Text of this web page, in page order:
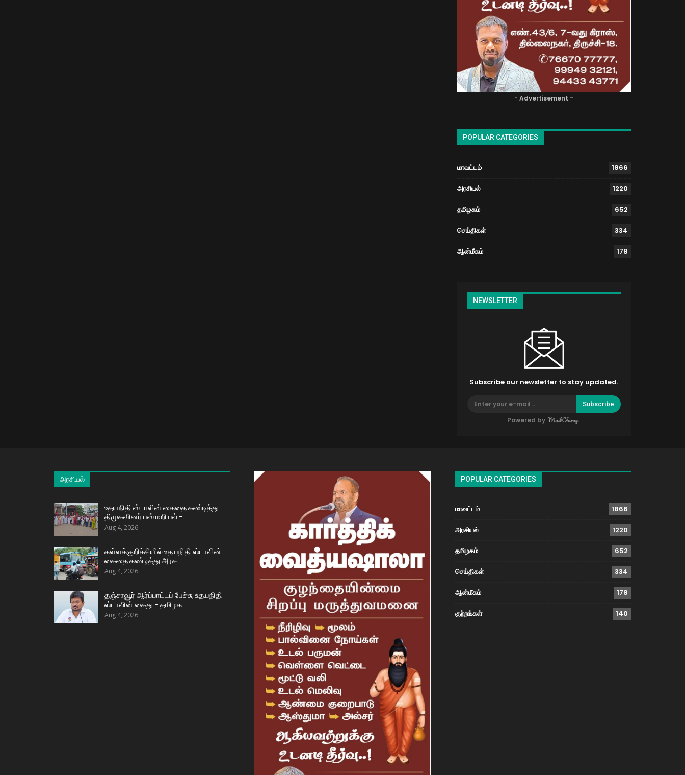
- Advertisement -
POPULAR CATEGORIES
மாவட்டம் 1866
அரசியல் 1220
தமிழகம் 652
செய்திகள் 334
ஆன்மீகம் 178
NEWSLETTER
Subscribe our newsletter to stay updated.
Subscribe
Powered by
அரசியல்
உதயநிதி ஸ்டாலின் கைதை கண்டித்து
திமுகவினர் பஸ் மறியல் –…
Aug 4, 2026
கள்ளக்குறிச்சியில் உதயநிதி ஸ்டாலின்
கைதை கண்டித்து அரசு…
Aug 4, 2026
தஞ்சாவூர் ஆர்ப்பாட்டப் பேச்சு, உதயநிதி
ஸ்டாலின் கைது – தமிழக…
Aug 4, 2026
POPULAR CATEGORIES
மாவட்டம் 1866
அரசியல் 1220
தமிழகம் 652
செய்திகள் 334
ஆன்மீகம் 178
குற்றங்கள் 140